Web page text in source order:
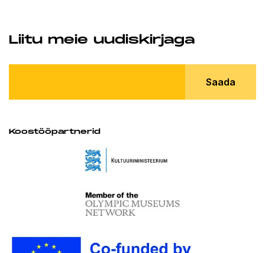
Liitu meie uudiskirjaga
Saada
Koostööpartnerid